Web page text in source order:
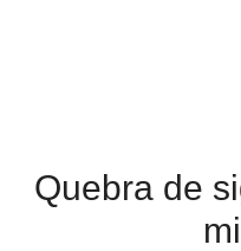
Quebra de